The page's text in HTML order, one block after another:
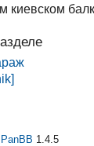
киевском
PanBB 1.4.5